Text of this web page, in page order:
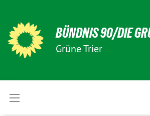
BÜNDNIS 90/DIE
Grüne Trier